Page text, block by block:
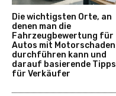
Die wichtigsten Orte, an
denen man die
Fahrzeugbewertung für
Autos mit Motorschaden
durchführen kann und
darauf basierende Tipps
für Verkäufer